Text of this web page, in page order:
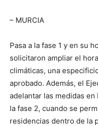
– MURCIA
Pasa a la fase 1 y en su
solicitaron ampliar el
climáticas, una
aprobado. Además, el
adelantar las medidas
la fase 2, cuando se
residencias dentro de la